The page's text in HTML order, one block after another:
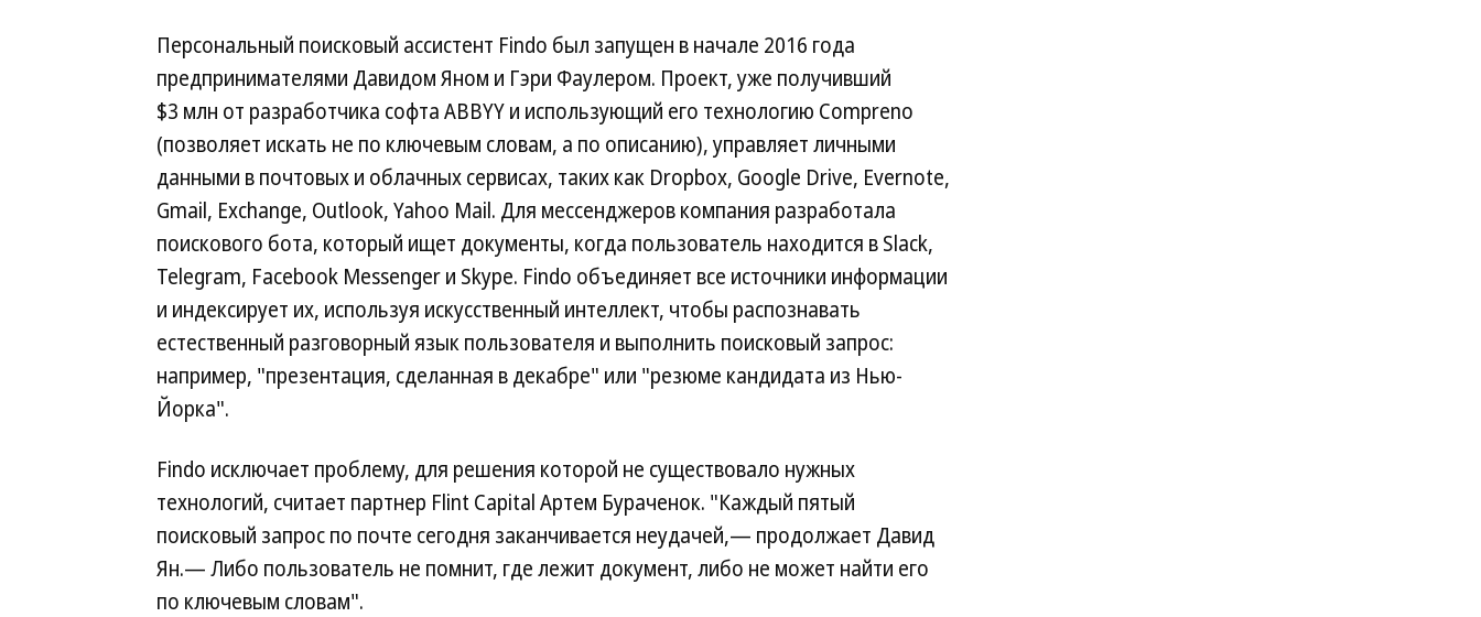
Персональный поисковый ассистент Findo был запущен в начале 2016 года
предпринимателями Давидом Яном и Гэри Фаулером. Проект, уже получивший
$3 млн от разработчика софта ABBYY и использующий его технологию Compreno
(позволяет искать не по ключевым словам, а по описанию), управляет личными
данными в почтовых и облачных сервисах, таких как Dropbox, Google Drive, Evernote,
Gmail, Exchange, Outlook, Yahoo Mail. Для мессенджеров компания разработала
поискового бота, который ищет документы, когда пользователь находится в Slack,
Telegram, Facebook Messenger и Skype. Findo объединяет все источники информации
и индексирует их, используя искусственный интеллект, чтобы распознавать
естественный разговорный язык пользователя и выполнить поисковый запрос:
например, "презентация, сделанная в декабре" или "резюме кандидата из Нью-
Йорка".
Findo исключает проблему, для решения которой не существовало нужных
технологий, считает партнер Flint Capital Артем Бураченок. "Каждый пятый
поисковый запрос по почте сегодня заканчивается неудачей,— продолжает Давид
Ян.— Либо пользователь не помнит, где лежит документ, либо не может найти его
по ключевым словам".